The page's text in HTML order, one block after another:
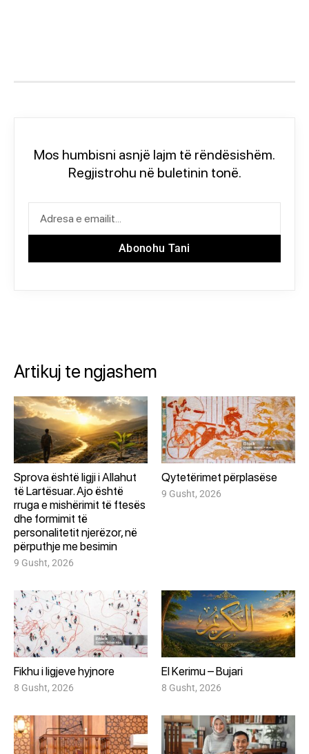
Mos humbisni asnjë lajm të rëndësishëm.
Regjistrohu në buletinin tonë.
Abonohu Tani
Artikuj te ngjashem
Sprova është ligji i Allahut
të Lartësuar. Ajo është
rruga e mishërimit të ftesës
dhe formimit të
personalitetit njerëzor, në
përputhje me besimin
9 Gusht, 2026
Qytetërimet përplasëse
9 Gusht, 2026
Fikhu i ligjeve hyjnore
8 Gusht, 2026
El Kerimu – Bujari
8 Gusht, 2026